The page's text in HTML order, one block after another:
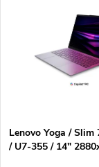
Lenovo Yoga / Slim
/ U7-355 / 14"